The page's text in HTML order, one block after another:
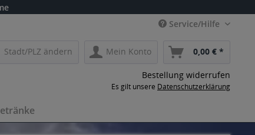
Service/Hilfe
Stadt/PLZ ändern Mein Konto 0,00 € *
Bestellung widerrufen
Es gilt unsere Datenschutzerklärung